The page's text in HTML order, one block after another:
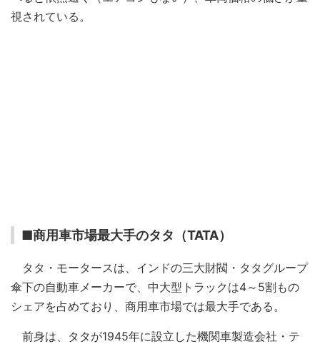
視されている。
■商用車市場最大手のタタ（TATA）
タタ・モータースは、インドの三大財閥・タタグループ
傘下の自動車メーカーで、中大型トラックは4～5割もの
シェアを占めており、商用車市場では最大手である。
前身は、タタが1945年に設立した機関車製造会社・テ